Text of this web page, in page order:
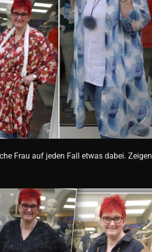
Frau auf jeden Fall etwas dabei. Zeigen